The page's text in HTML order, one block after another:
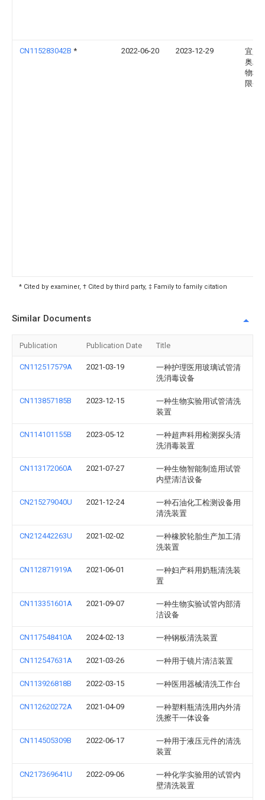
CN115283042B * 2022-06-20 2023-12-29
宜兴
奥精
物科
限公
* Cited by examiner, † Cited by third party, ‡ Family to family citation
Similar Documents
Publication Publication Date Title
CN112517579A 2021-03-19
一种护理医用玻璃试管清
洗消毒设备
CN113857185B 2023-12-15
一种生物实验用试管清洗
装置
CN114101155B 2023-05-12
一种超声科用检测探头清
洗消毒装置
CN113172060A 2021-07-27
一种生物智能制造用试管
内壁清洁设备
CN215279040U 2021-12-24
一种石油化工检测设备用
清洗装置
CN212442263U 2021-02-02
一种橡胶轮胎生产加工清
洗装置
CN112871919A 2021-06-01
一种妇产科用奶瓶清洗装
置
CN113351601A 2021-09-07
一种生物实验试管内部清
洁设备
CN117548410A 2024-02-13 一种钢板清洗装置
CN112547631A 2021-03-26 一种用于镜片清洁装置
CN113926818B 2022-03-15 一种医用器械清洗工作台
CN112620272A 2021-04-09
一种塑料瓶清洗用内外清
洗擦干一体设备
CN114505309B 2022-06-17
一种用于液压元件的清洗
装置
CN217369641U 2022-09-06
一种化学实验用的试管内
壁清洗装置